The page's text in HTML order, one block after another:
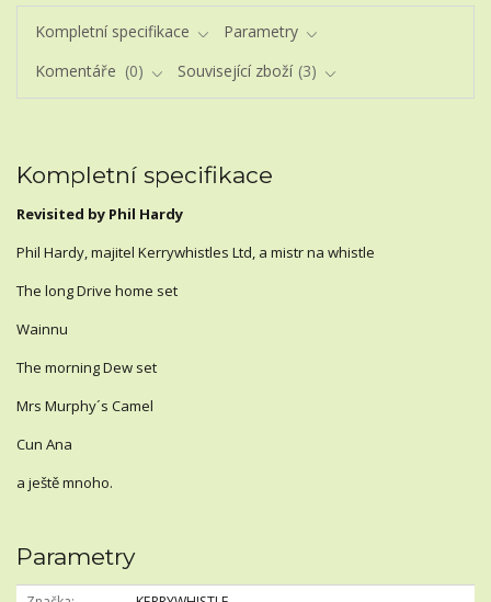
Kompletní specifikace
Parametry
Komentáře
0 Související zboží 3
Kompletní specifikace
Revisited by Phil Hardy
Phil Hardy, majitel Kerrywhistles Ltd, a mistr na whistle
The long Drive home set
Wainnu
The morning Dew set
Mrs Murphy´s Camel
Cun Ana
a ještě mnoho.
Parametry